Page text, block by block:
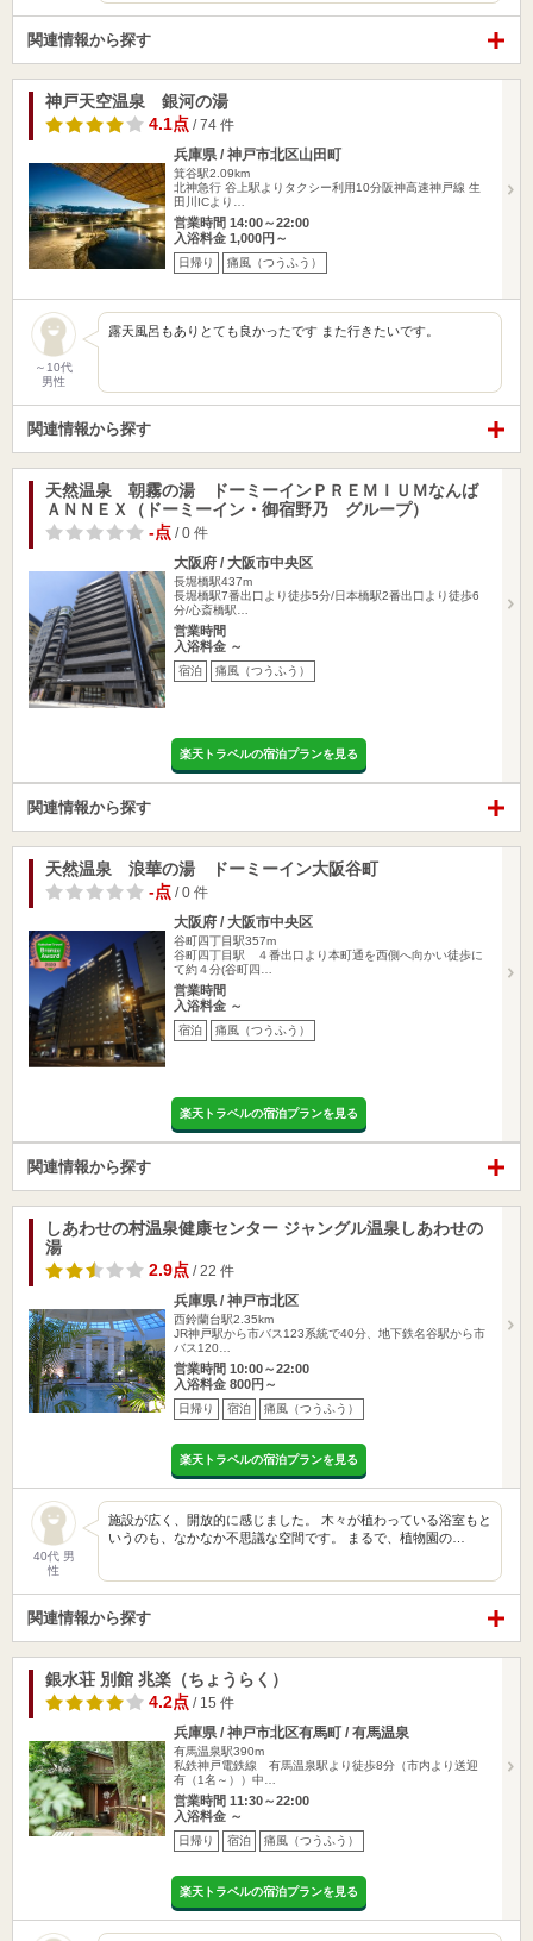
関連情報から探す
神戸天空温泉 銀河の湯
4.1点 / 74 件
兵庫県 / 神戸市北区山田町
箕谷駅2.09km
北神急行 谷上駅よりタクシー利用10分阪神高速神戸線 生
田川ICより…
営業時間 14:00～22:00
入浴料金 1,000円～
日帰り 痛風（つうふう）
～10代
男性
露天風呂もありとても良かったです また行きたいです。
関連情報から探す
天然温泉 朝霧の湯 ドーミーインＰＲＥＭＩＵＭなんば
ＡＮＮＥＸ（ドーミーイン・御宿野乃 グループ）
-点 / 0 件
大阪府 / 大阪市中央区
長堀橋駅437m
長堀橋駅7番出口より徒歩5分/日本橋駅2番出口より徒歩6
分/心斎橋駅…
営業時間
入浴料金 ～
宿泊 痛風（つうふう）
楽天トラベルの宿泊プランを見る
関連情報から探す
天然温泉 浪華の湯 ドーミーイン大阪谷町
-点 / 0 件
大阪府 / 大阪市中央区
谷町四丁目駅357m
谷町四丁目駅 ４番出口より本町通を西側へ向かい徒歩に
て約４分(谷町四…
営業時間
入浴料金 ～
宿泊 痛風（つうふう）
楽天トラベルの宿泊プランを見る
関連情報から探す
しあわせの村温泉健康センター ジャングル温泉しあわせの
湯
2.9点 / 22 件
兵庫県 / 神戸市北区
西鈴蘭台駅2.35km
JR神戸駅から市バス123系統で40分、地下鉄名谷駅から市
バス120…
営業時間 10:00～22:00
入浴料金 800円～
日帰り 宿泊 痛風（つうふう）
楽天トラベルの宿泊プランを見る
40代 男
性
施設が広く、開放的に感じました。 木々が植わっている浴室もと
いうのも、なかなか不思議な空間です。 まるで、植物園の…
関連情報から探す
銀水荘 別館 兆楽（ちょうらく）
4.2点 / 15 件
兵庫県 / 神戸市北区有馬町 / 有馬温泉
有馬温泉駅390m
私鉄神戸電鉄線 有馬温泉駅より徒歩8分（市内より送迎
有（1名～））中…
営業時間 11:30～22:00
入浴料金 ～
日帰り 宿泊 痛風（つうふう）
楽天トラベルの宿泊プランを見る